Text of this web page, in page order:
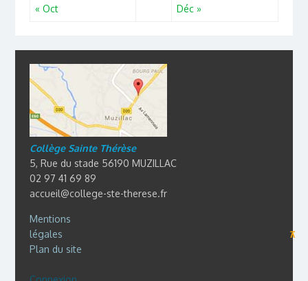
« Oct Déc »
Collège Sainte Thérèse
5, Rue du stade 56190 MUZILLAC
02 97 41 69 89
accueil@college-ste-therese.fr
Mentions
légales
⊼
Plan du site